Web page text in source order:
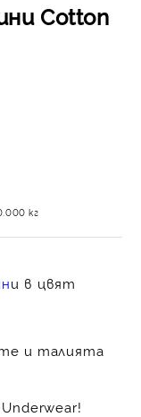
Cotton
кг
и в цвят
и талията